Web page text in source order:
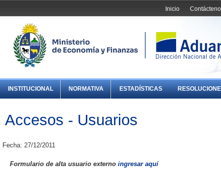
Inicio
INSTITUCIONAL NORMATIVA ESTADÍSTICAS
Accesos - Usuarios
Fecha: 27/12/2011
Formulario de alta usuario externo ingresar aquí